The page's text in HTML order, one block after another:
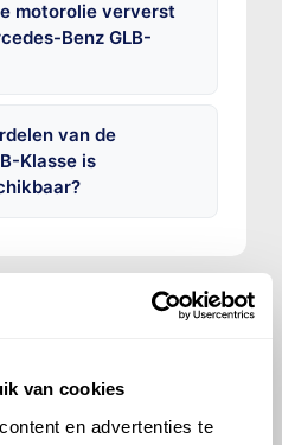
van cookies
en advertenties te
motorolie ververst
Benz GLB-
van de
Klasse is
Deze
noch gedeeltelijk worden
in een database of op